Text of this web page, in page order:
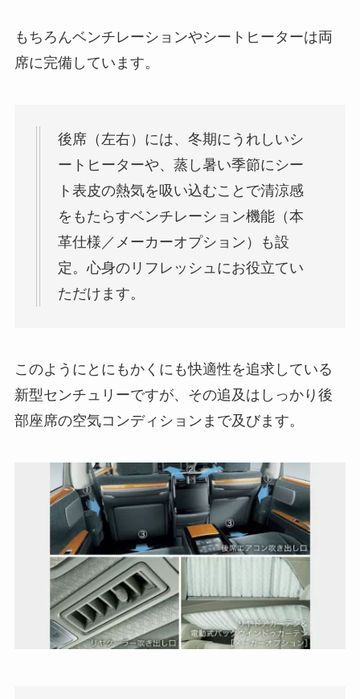
もちろんベンチレーションやシートヒーターは両
席に完備しています。
後席（左右）には、冬期にうれしいシ
ートヒーターや、蒸し暑い季節にシー
ト表皮の熱気を吸い込むことで清涼感
をもたらすベンチレーション機能（本
革仕様／メーカーオプション）も設
定。心身のリフレッシュにお役立てい
ただけます。
このようにとにもかくにも快適性を追求している
新型センチュリーですが、その追及はしっかり後
部座席の空気コンディションまで及びます。